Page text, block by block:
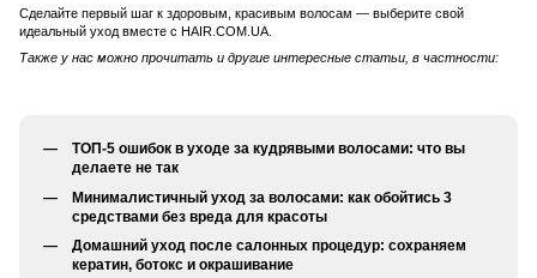
Сделайте первый шаг к здоровым, красивым волосам — выберите свой
идеальный уход вместе с HAIR.COM.UA.
Также у нас можно прочитать и другие интересные статьи, в частности:
ТОП-5 ошибок в уходе за кудрявыми волосами: что вы
делаете не так
Минималистичный уход за волосами: как обойтись 3
средствами без вреда для красоты
Домашний уход после салонных процедур: сохраняем
кератин, ботокс и окрашивание